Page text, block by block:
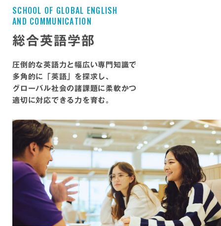
SCHOOL OF GLOBAL ENGLISH
AND COMMUNICATION
総合英語学部
圧倒的な英語力と幅広い専門知識で
多角的に「英語」を探求し、
グローバル社会の諸課題に柔軟かつ
適切に対応できる力を育む。